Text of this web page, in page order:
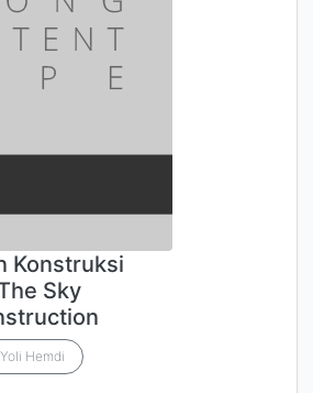
Konstruksi
Sky
Yoli Hemdi